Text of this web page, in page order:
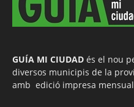
GUÍA MI CIUDAD és el nou
diversos municipis de la
amb edició impresa